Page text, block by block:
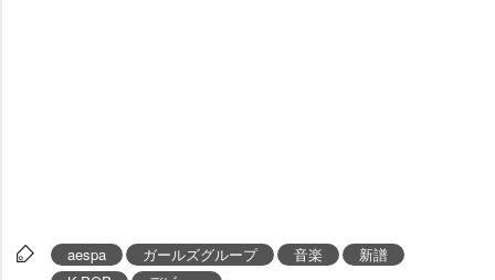
aespa ガールズグループ 音楽
新譜